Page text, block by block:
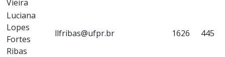
Vieira
Luciana
Lopes
Fortes
Ribas
llfribas@ufpr.br 1626 445